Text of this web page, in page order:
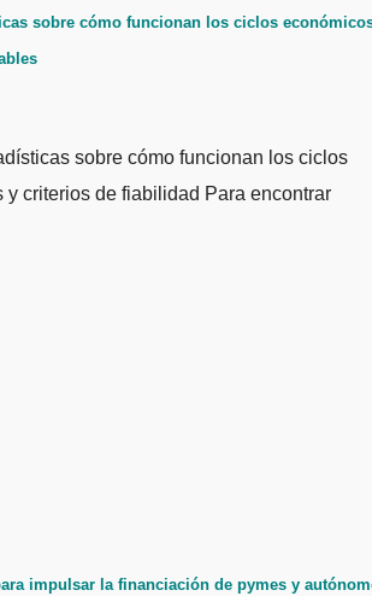
sobre cómo funcionan los ciclos
sobre cómo funcionan los ciclos
y criterios de fiabilidad Para encontrar
impulsar la financiación de pymes y